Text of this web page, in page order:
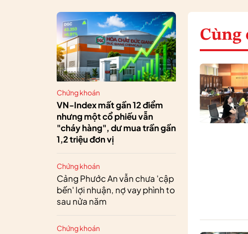
Chứng khoán
VN-Index mất gần 12 điểm
nhưng một cổ phiếu vẫn
"cháy hàng", dư mua trần gần
1,2 triệu đơn vị
Chứng khoán
Cảng Phước An vẫn chưa 'cập
bến' lợi nhuận, nợ vay phình to
sau nửa năm
Chứng khoán
Cùng